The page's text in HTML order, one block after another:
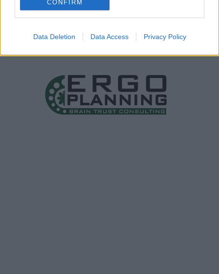
CONFIRM
Data Deletion Data Access Privacy Policy